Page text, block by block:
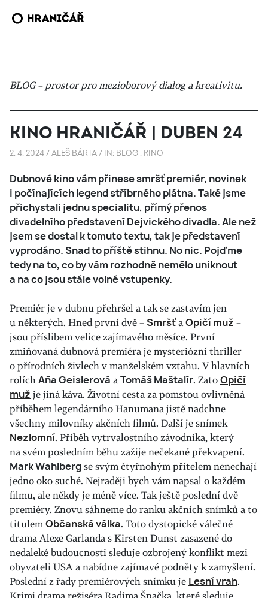
BLOG – prostor pro mezioborový dialog a kreativitu.
KINO HRANIČÁŘ | DUBEN 24
2. 4. 2024/ALEŠ BÁRTA/ IN: BLOG . KINO
Dubnové kino vám přinese smršť premiér, novinek
i počínajících legend stříbrného plátna. Také jsme
přichystali jednu specialitu, přímý přenos
divadelního představení Dejvického divadla. Ale než
jsem se dostal k tomuto textu, tak je představení
vyprodáno. Snad to příště stihnu. No nic. Pojďme
tedy na to, co by vám rozhodně nemělo uniknout
a na co jsou stále volné vstupenky.
Premiér je v dubnu přehršel a tak se zastavím jen
u některých. Hned první dvě –SmršťaOpičí muž –
jsou příslibem velice zajímavého měsíce. První
zmiňovaná dubnová premiéra je mysteriózní thriller
o přírodních živlech v manželském vztahu. V hlavních
rolíchAňa Geislerová aTomáš Maštalír. ZatoOpičí
muž je jiná káva. Životní cesta za pomstou ovlivněná
příběhem legendárního Hanumana jistě nadchne
všechny milovníky akčních filmů. Další je snímek
Nezlomní. Příběh vytrvalostního závodníka, který
na svém posledním běhu zažije nečekané překvapení.
Mark Wahlbergse svým čtyřnohým přítelem nenechají
jedno oko suché. Nejraději bych vám napsal o každém
filmu, ale někdy je méně více. Tak ještě poslední dvě
premiéry. Znovu sáhneme do ranku akčních snímků a to
titulemObčanská válka. Toto dystopické válečné
drama Alexe Garlanda s Kirsten Dunst zasazené do
nedaleké budoucnosti sleduje ozbrojený konflikt mezi
obyvateli USA a nabídne zajímavé podněty k zamyšlení.
Poslední z řady premiérových snímku je Lesní vrah.